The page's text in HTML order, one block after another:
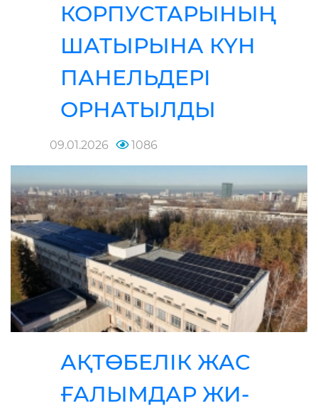
КОРПУСТАРЫНЫҢ
ШАТЫРЫНА КҮН
ПАНЕЛЬДЕРІ
ОРНАТЫЛДЫ
09.01.2026 1086
АҚТӨБЕЛІК ЖАС
ҒАЛЫМДАР ЖИ-